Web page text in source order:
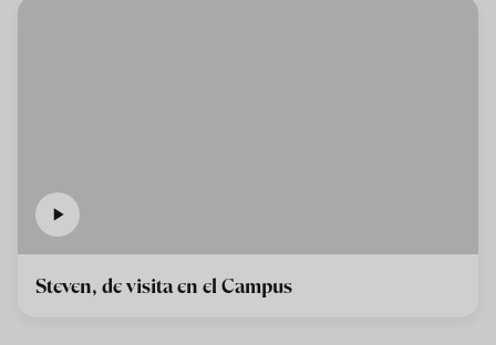
Steven, de visita en el Campus